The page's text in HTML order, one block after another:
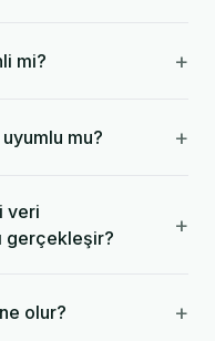
mi? +
mu? +
veri
gerçekleşir?
+
olur? +